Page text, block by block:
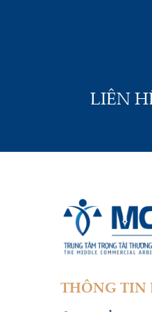
LIÊN
THÔNG TIN